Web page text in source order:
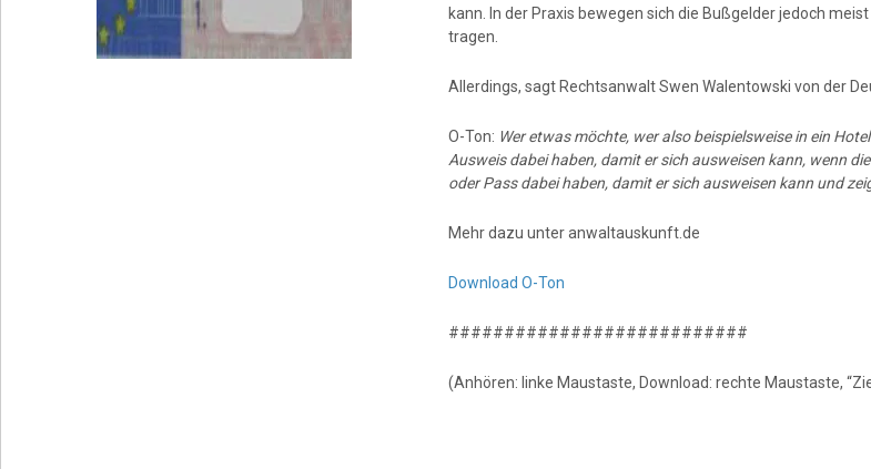
kann. In der Praxis bewegen sich die Bußgelder jedoch
tragen.
Allerdings, sagt Rechtsanwalt Swen Walentowski von der
O-Ton: Wer etwas möchte, wer also beispielsweise in ein
Ausweis dabei haben, damit er sich ausweisen kann, wenn
oder Pass dabei haben, damit er sich ausweisen kann und
Mehr dazu unter anwaltauskunft.de
Download O-Ton
###########################
(Anhören: linke Maustaste, Download: rechte Maustaste,